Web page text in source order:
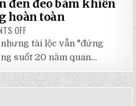
CỦA
BẠN
TỪ
SÁCH
THỌ
BẢO
GIÁM
GIÚP
THAY
ĐỔI
HOÀN
TOÀN
đen đeo bám khiến
hoàn toàn
OFF
NGUYÊN
NHÂN
VẬN
ĐEN
ĐEO
BÁM
tài lộc vẫn "đứng
suốt 20 năm quan...